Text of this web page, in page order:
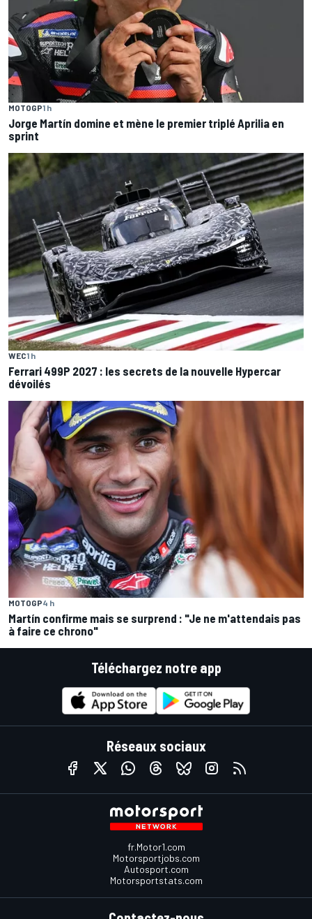
MOTOGP1 h
Jorge Martín domine et mène le premier triplé Aprilia en
sprint
WEC1 h
Ferrari 499P 2027 : les secrets de la nouvelle Hypercar
dévoilés
MOTOGP4 h
Martín confirme mais se surprend : "Je ne m'attendais pas
à faire ce chrono"
Téléchargez notre app
Réseaux sociaux
fr.Motor1.com
Motorsportjobs.com
Autosport.com
Motorsportstats.com